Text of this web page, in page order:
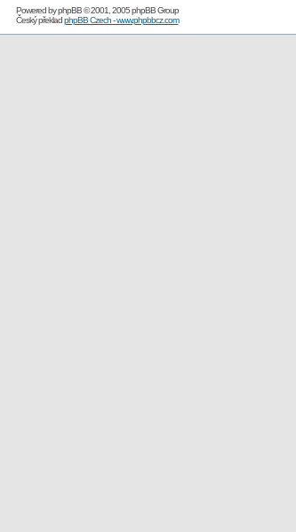
Powered byphpBB© 2001, 2005 phpBB Group
Český překladphpBB Czech - www.phpbbcz.com